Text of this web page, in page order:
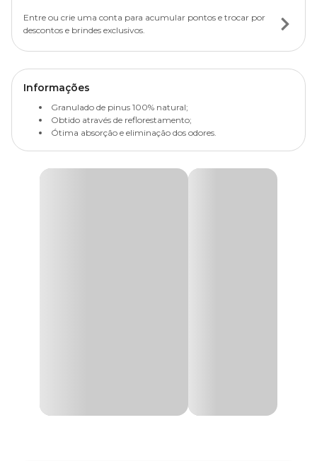
Entre ou crie uma conta para acumular pontos e trocar por
descontos e brindes exclusivos.
Informações
Granulado de pinus 100% natural;
Obtido através de reflorestamento;
Ótima absorção e eliminação dos odores.